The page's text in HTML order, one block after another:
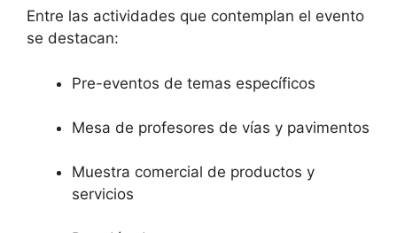
Entre las actividades que contemplan el evento
se destacan:
Pre-eventos de temas específicos
Mesa de profesores de vías y pavimentos
Muestra comercial de productos y
servicios